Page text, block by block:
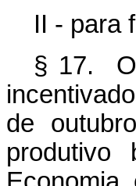
II - para
§ 17.
de
produtivo